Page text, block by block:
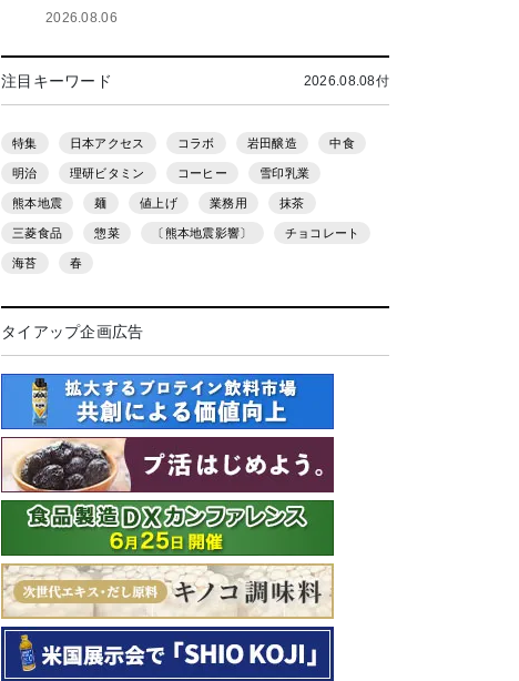
2026.08.06
注目キーワード 2026.08.08付
特集 日本アクセス コラボ 岩田醸造 中食
明治 理研ビタミン コーヒー 雪印乳業
熊本地震 麺 値上げ 業務用 抹茶
三菱食品 惣菜 〔熊本地震影響〕 チョコレート
海苔 春
タイアップ企画広告